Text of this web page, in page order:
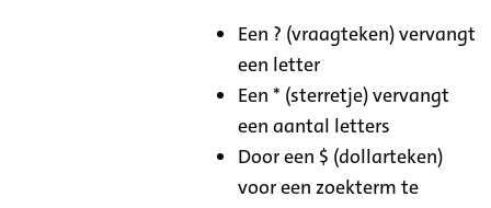
Een ? (vraagteken) vervangt
een letter
Een * (sterretje) vervangt
een aantal letters
Door een $ (dollarteken)
voor een zoekterm te